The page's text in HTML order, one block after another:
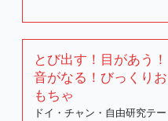
とび出す！目があう！
音がなる！びっくりお
もちゃ
ドイ・チャン・自由研究テー